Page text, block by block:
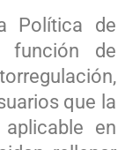
Política de
función de
que la
en